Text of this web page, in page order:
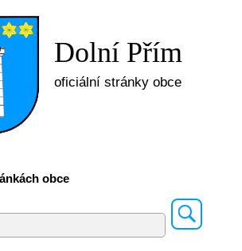
Dolní Přím
oficiální stránky obce
obce